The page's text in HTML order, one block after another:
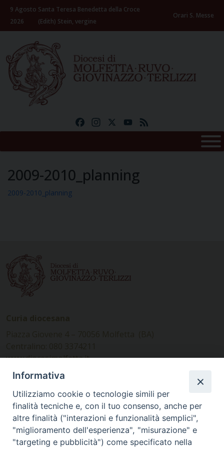
Skip
content
9 Agosto
2026
Santa Teresa Benedetta della Croce
(Edith) Stein, vergine
Orari S. Messe
FacebookInstagramYouTube
2009-2010_planning
2009-2010_planning
www.diocesimolfetta.it –
diocesimolfetta@pec.chiesacattolica.it
Ufficio Comunicazioni sociali
Piazza Giovene 4 – 70056 Molfetta (BA)
comunicazionisociali@diocesimolfetta.it
Informativa
Utilizziamo cookie o tecnologie simili per
finalità tecniche e, con il tuo consenso, anche per
altre finalità ("interazioni e funzionalità semplici",
"miglioramento dell'esperienza", "misurazione" e
"targeting e pubblicità") come specificato nella